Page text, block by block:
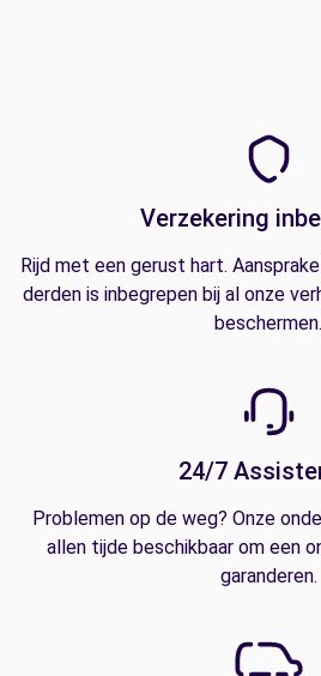
Verzekering
Rijd met een gerust hart.
derden is inbegrepen bij al onze
beschermen.
24/7
Problemen op de weg? Onze
allen tijde beschikbaar om een
garanderen.